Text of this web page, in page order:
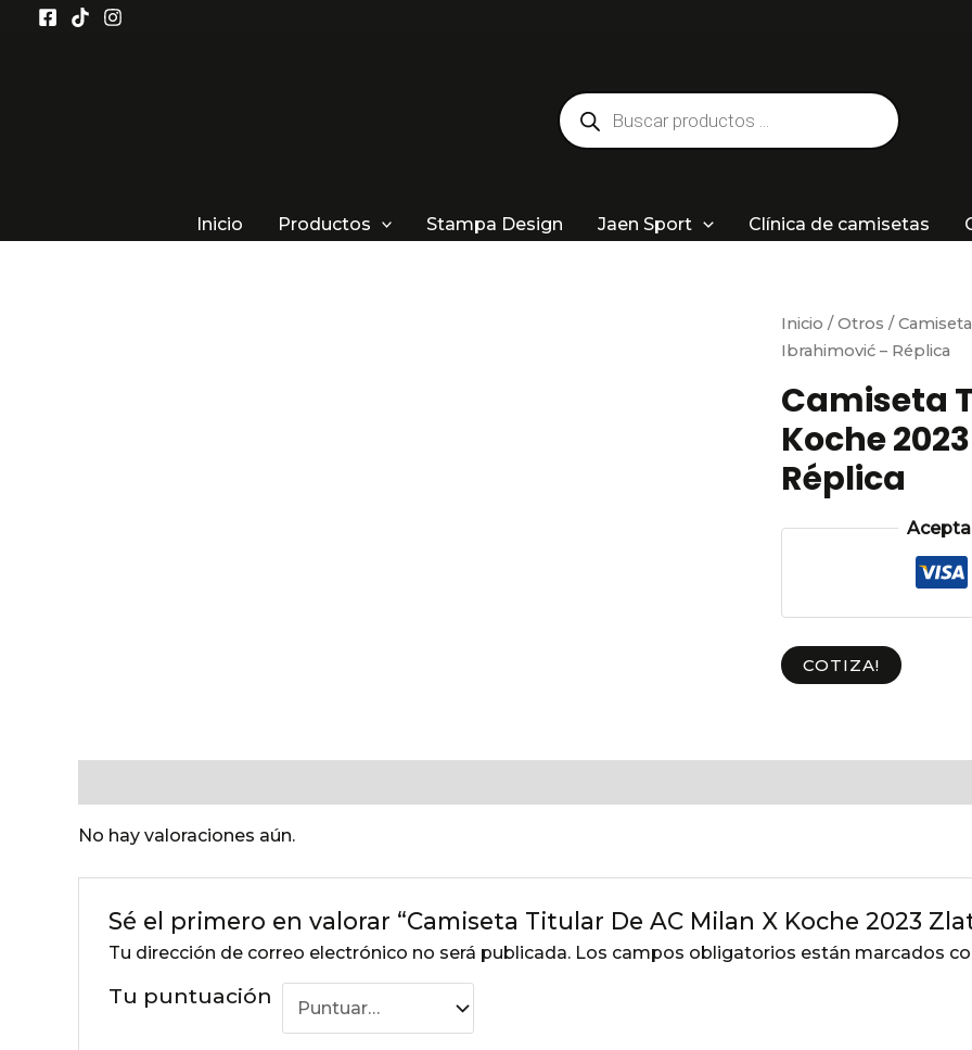
de
productos
Inicio Productos Stampa Design Jaen Sport Clínica de camisetas
Inicio /Otros /
Ibrahimović – Réplica
Camiseta
Koche
Réplica
COTIZA!
No hay valoraciones aún.
Sé el primero en valorar “Camiseta Titular De AC Milan X Koche 2023
Tu dirección de correo electrónico no será publicada. Los campos obligatorios están marcados
Tu puntuación